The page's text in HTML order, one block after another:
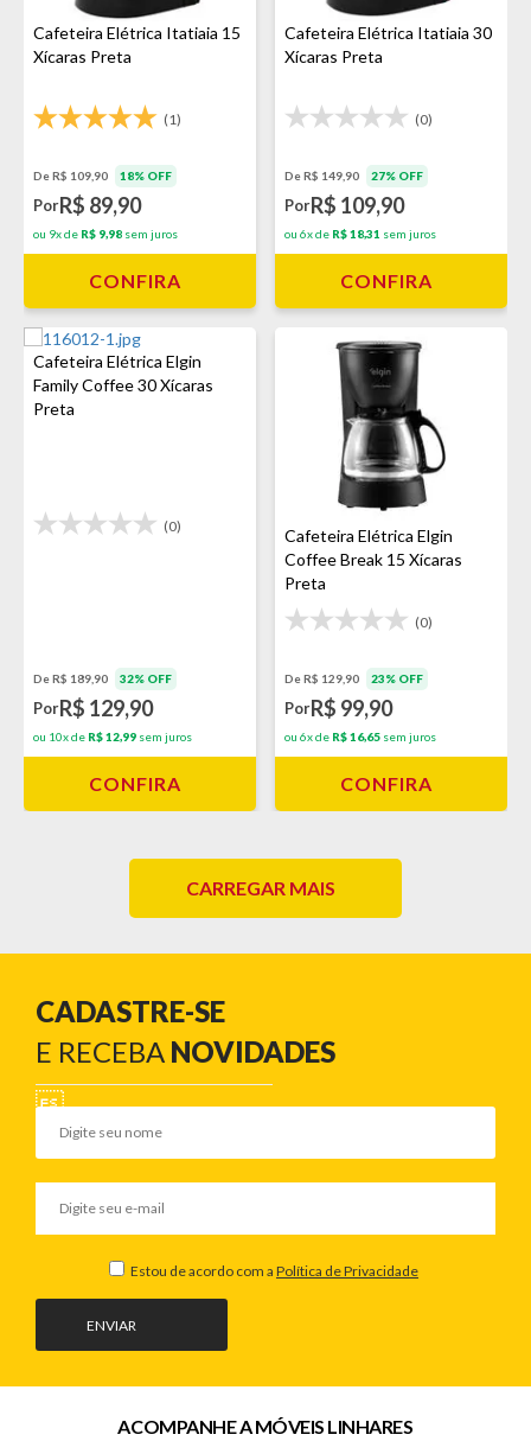
Cafeteira Elétrica Itatiaia 15
Xícaras Preta
(1)
De R$ 109,90 18% OFF
PorR$ 89,90
ou 9x de R$ 9,98 sem juros
CONFIRA
Cafeteira Elétrica Itatiaia 30
Xícaras Preta
(0)
De R$ 149,90 27% OFF
PorR$ 109,90
ou 6x de R$ 18,31 sem juros
CONFIRA
Cafeteira Elétrica Elgin
Family Coffee 30 Xícaras
Preta
(0)
De R$ 189,90 32% OFF
PorR$ 129,90
ou 10x de R$ 12,99 sem juros
CONFIRA
Cafeteira Elétrica Elgin
Coffee Break 15 Xícaras
Preta
(0)
De R$ 129,90 23% OFF
PorR$ 99,90
ou 6x de R$ 16,65 sem juros
CONFIRA
CARREGAR MAIS
CADASTRE-SE
E RECEBA NOVIDADES
ENVIAR
Estou de acordo com a Política de Privacidade
ACOMPANHE A MÓVEIS LINHARES